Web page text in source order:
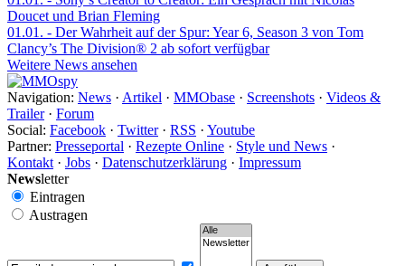
Doucet und Brian Fleming
01.01. - Der Wahrheit auf der Spur: Year 6, Season 3 von Tom
Clancy’s The Division® 2 ab sofort verfügbar
Weitere News ansehen
Navigation: News · Artikel · MMObase · Screenshots · Videos &
Trailer· Forum
Social: Facebook · Twitter· RSS · Youtube
Partner: Presseportal · Rezepte Online · Style und News ·
Kontakt · Jobs · Datenschutzerklärung · Impressum
Newsletter
Eintragen
Austragen